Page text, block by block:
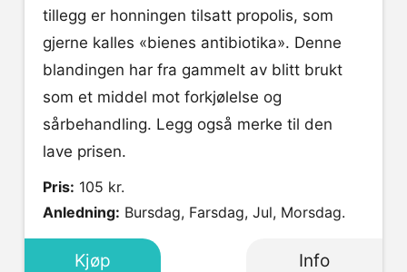
tillegg er honningen tilsatt propolis, som
gjerne kalles «bienes antibiotika». Denne
blandingen har fra gammelt av blitt brukt
som et middel mot forkjølelse og
sårbehandling. Legg også merke til den
lave prisen.
Pris: 105 kr.
Anledning: Bursdag, Farsdag, Jul, Morsdag.
Info
Kjøp